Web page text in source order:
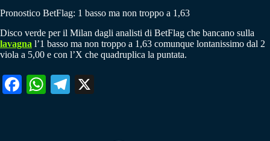
Pronostico BetFlag: 1 basso ma non troppo a 1,63
Disco verde per il Milan dagli analisti di BetFlag che bancano sulla
lavagna l’1 basso ma non troppo a 1,63 comunque lontanissimo dal 2
viola a 5,00 e con l’X che quadruplica la puntata.
Fa W
Te